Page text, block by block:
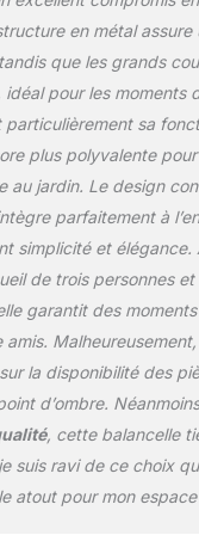
d'assise et de
confortable
rembourrage
cm
fabriquée en
anticorrosion
en polyester
offrir un
confort même
Cette
peut
240 kg
MONTAGE :
rapide et
manuel
illustré fourni.
Dimensions
x 120l x 180H
dimensions lit
160L x 110l
en métal assure
que les grands
pour les moments
particulièrement sa
plus polyvalente
au jardin. Le design
parfaitement à
simplicité et élégance.
de trois personnes et
garantit des
amis. Malheureusement,
la disponibilité des
d’ombre.
, cette balancelle
suis ravi de ce choix
atout pour mon